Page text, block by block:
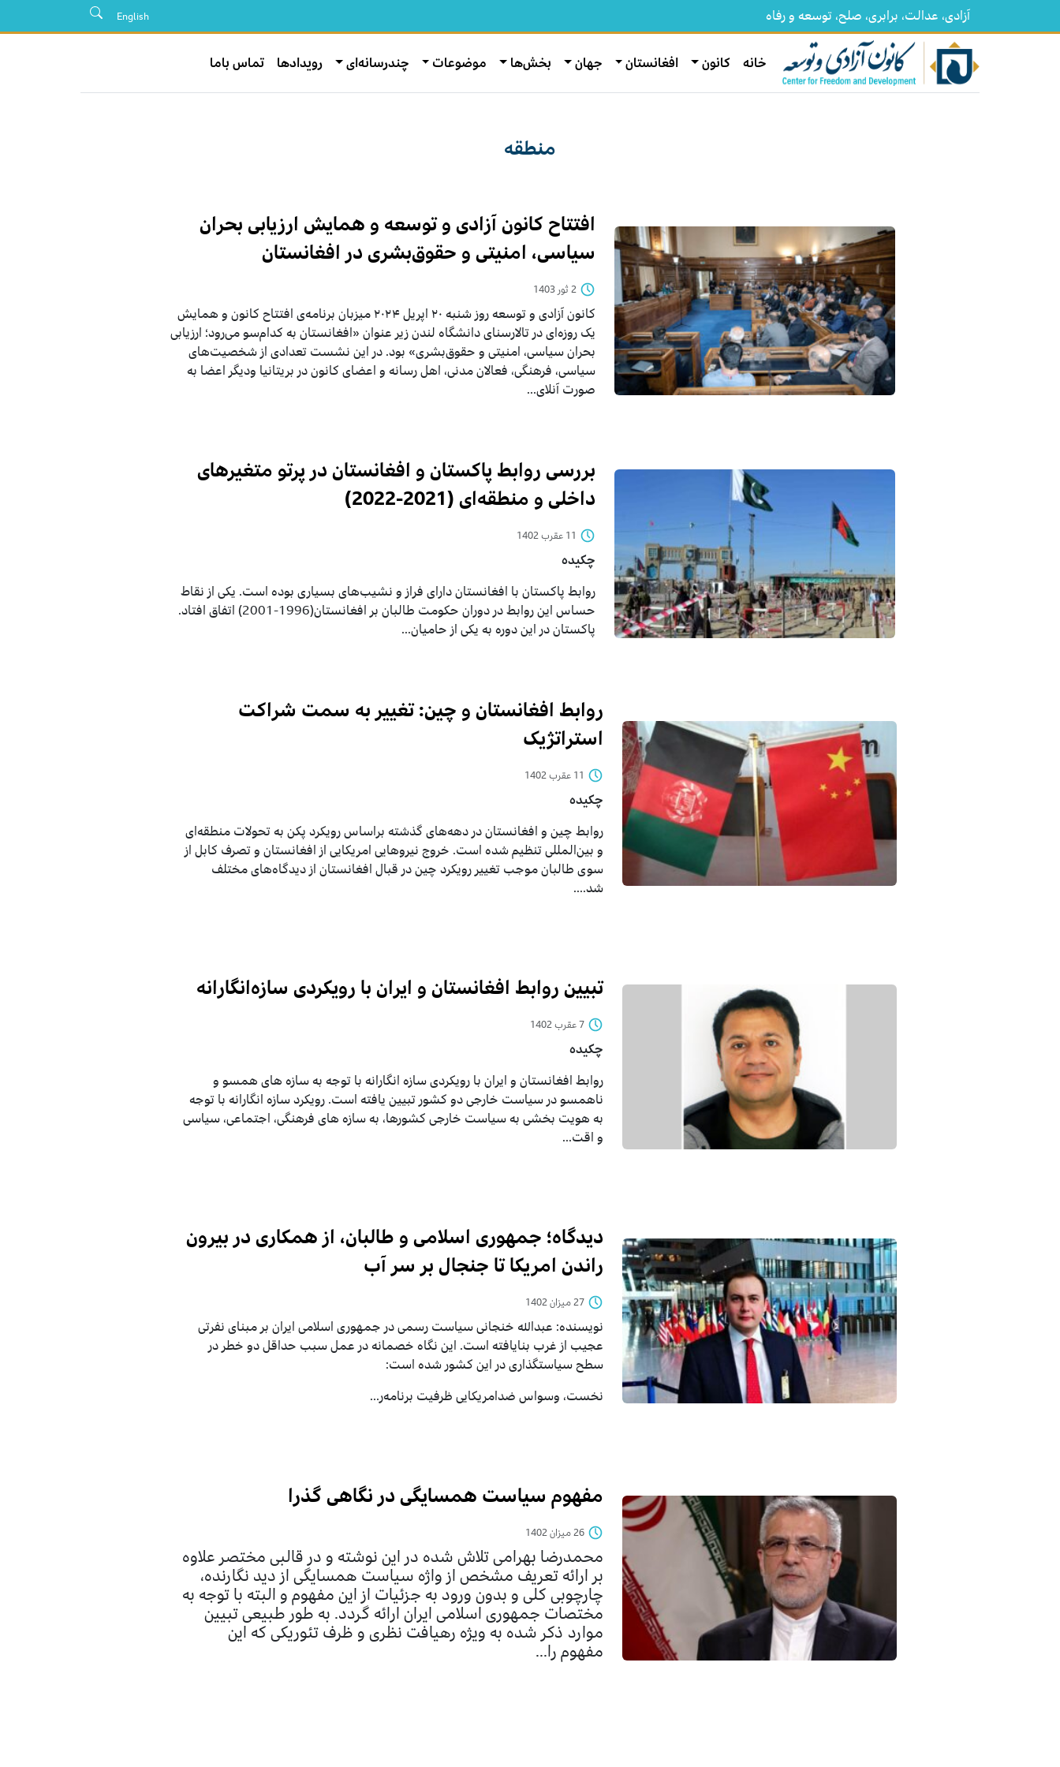
English آزادی، عدالت، برابری، صلح، توسعه و رفاه
خانه کانون افغانستان جهان بخش‌ها موضوعات چندرسانه‌ای رویدادها تماس باما
منطقه
افتتاح کانون آزادی و توسعه و همایش ارزیابی بحران
سیاسی، امنیتی و حقوق‌بشری در افغانستان
2 ثور 1403
کانون آزادی و توسعه روز شنبه ۲۰ اپریل ۲۰۲۴ میزبان برنامه‌ی افتتاح کانون و همایش
یک روزه‌ای‌ در تالارسنای دانشگاه لندن زیر عنوان «افغانستان به کدام‌سو می‌رود؛ ارزیابی
بحران سیاسی، امنیتی و حقوق‌بشری» بود. در این نشست تعدادی از شخصیت‌های
سیاسی، فرهنگی، فعالان مدنی، اهل رسانه و اعضای کانون در بریتانیا ودیگر اعضا به
صورت آنلای...
بررسی روابط پاکستان و افغانستان در پرتو متغیرهای
داخلی و منطقه‌ای (2021-2022)
11 عقرب 1402
چکیده
روابط پاکستان با افغانستان دارای فراز و نشیب‌های بسیاری بوده است. یکی از نقاط
حساس این روابط در دوران حکومت طالبان بر افغانستان(1996-2001) اتفاق افتاد.
پاکستان در این دوره به یکی از حامیان...
روابط افغانستان و چین: تغییر به سمت شراکت
استراتژیک
11 عقرب 1402
چکیده
روابط چین و افغانستان در دهه‌های گذشته براساس رویکرد پکن به تحولات منطقه‌ای
و بین‌المللی تنظیم شده است. خروج نیروهایی امریکایی از افغانستان و تصرف کابل از
سوی طالبان موجب تغییر رویکرد چین در قبال افغانستان از دیدگاه‌های مختلف
شد....
تبیین روابط افغانستان و ایران با رویکردی سازه‌انگارانه
7 عقرب 1402
چکیده
روابط افغانستان و ایران با رویکردی سازه انگارانه با توجه به سازه های همسو و
ناهمسو در سیاست خارجی دو کشور تبیین یافته است. رویکرد سازه انگارانه با توجه
به هویت بخشی به سیاست خارجی کشورها، به سازه های فرهنگی، اجتماعی، سیاسی
و اقت...
دیدگاه؛ جمهوری اسلامی و طالبان، از همکاری در بیرون
راندن امریکا تا جنجال بر سر آب
27 میزان 1402
نویسنده: عبدالله خنجانی سیاست رسمی در جمهوری اسلامی ایران بر مبنای نفرتی
عجیب از غرب بنایافته است. این نگاه خصمانه در عمل سبب حداقل دو خطر در
سطح سیاستگذاری در این کشور شده است:
نخست، وسواس ضدامریکایی ظرفیت برنامه‌ر...
مفهوم سیاست همسایگی در نگاهی گذرا
26 میزان 1402
محمدرضا بهرامی تلاش شده در این نوشته و در قالبی مختصر علاوه
بر ارائه تعریف مشخص از واژه سیاست همسایگی از دید نگارنده،
چارچوبی کلی و بدون ورود به جزئیات از این مفهوم و البته با توجه به
مختصات جمهوری اسلامی ایران ارائه گردد. به طور طبیعی تبیین
موارد ذکر شده به ویژه رهیافت نظری و ظرف تئوریکی که این
مفهوم را...